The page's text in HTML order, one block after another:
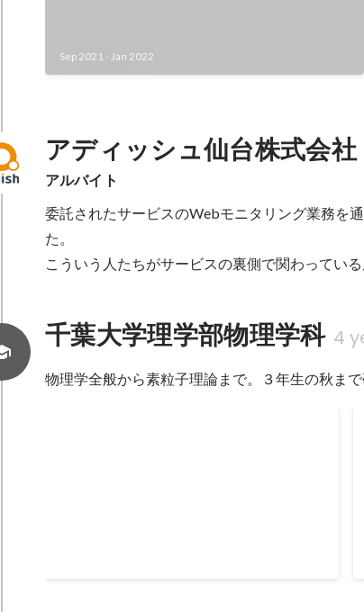
Sep 2021 - Jan 2022
アディッシュ仙台株式会社
アルバイト
委託されたサービスのWebモニタリング業務を
た。
こういう人たちがサービスの裏側で関わってい
千葉大学理学部物理学科 4
物理学全般から素粒子理論まで。３年生の秋まで